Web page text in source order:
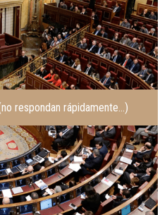
respondan rápidamente…)